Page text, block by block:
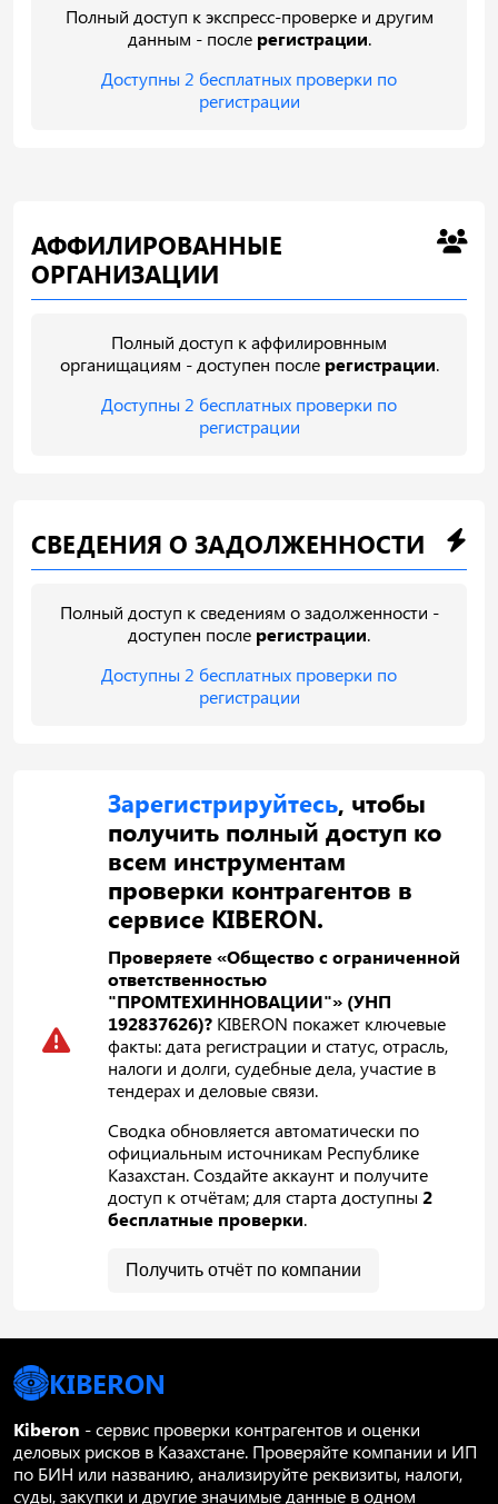
Полный доступ к экспресс-проверке и другим
данным - после регистрации.
Доступны 2 бесплатных проверки по
регистрации
АФФИЛИРОВАННЫЕ
ОРГАНИЗАЦИИ
Полный доступ к аффилировнным
органищациям - доступен после регистрации.
Доступны 2 бесплатных проверки по
регистрации
СВЕДЕНИЯ О ЗАДОЛЖЕННОСТИ
Полный доступ к сведениям о задолженности -
доступен после регистрации.
Доступны 2 бесплатных проверки по
регистрации
Зарегистрируйтесь, чтобы
получить полный доступ ко
всем инструментам
проверки контрагентов в
сервисе KIBERON.
Проверяете «Общество с ограниченной
ответственностью
"ПРОМТЕХИННОВАЦИИ"» (УНП
192837626)? KIBERON покажет ключевые
факты: дата регистрации и статус, отрасль,
налоги и долги, судебные дела, участие в
тендерах и деловые связи.
Сводка обновляется автоматически по
официальным источникам Республике
Казахстан. Создайте аккаунт и получите
доступ к отчётам; для старта доступны2
бесплатные проверки.
Получить отчёт по компании
KIBERON
Kiberon - сервис проверки контрагентов и оценки
деловых рисков в Казахстане. Проверяйте компании и ИП
по БИН или названию, анализируйте реквизиты, налоги,
суды, закупки и другие значимые данные в одном